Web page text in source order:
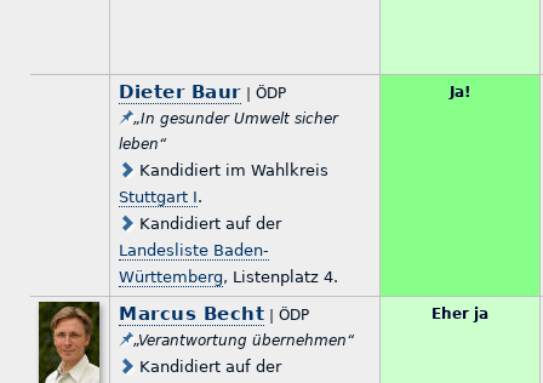
Dieter Baur| ÖDP
„In gesunder Umwelt sicher
leben“
Kandidiert im Wahlkreis
Stuttgart I.
Kandidiert auf der
Landesliste Baden-
Württemberg, Listenplatz 4.
Ja!
Marcus Becht | ÖDP
„Verantwortung übernehmen“
Kandidiert auf der
Eher ja